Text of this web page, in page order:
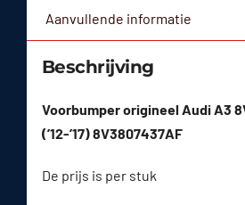
Aanvullende informatie
Beschrijving
Voorbumper origineel Audi A3
(’12-’17) 8V3807437AF
De prijs is per stuk